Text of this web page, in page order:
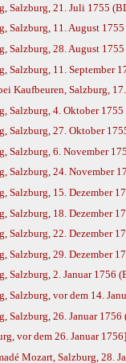
Salzburg, 21. Juli 1755
Salzburg, 11. August
Salzburg, 28. August
Salzburg, 11. September
Kaufbeuren, Salzburg,
Salzburg, 4. Oktober
Salzburg, 27. Oktober
Salzburg, 6. November
Salzburg, 24. November
Salzburg, 15. Dezember
Salzburg, 18. Dezember
Salzburg, 22. Dezember
Salzburg, 29. Dezember
Salzburg, 2. Januar 1756
Salzburg, vor dem 14.
Salzburg, 26. Januar 1756
vor dem 26. Januar
Mozart, Salzburg, 28.